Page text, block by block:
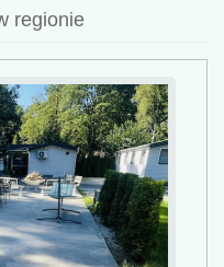
regionie